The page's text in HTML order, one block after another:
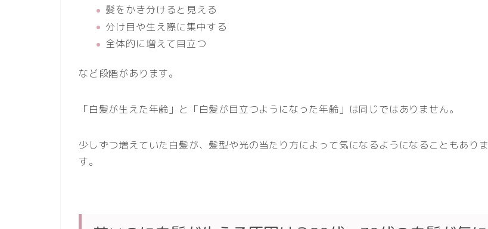
髪をかき分けると見える
分け目や生え際に集中する
全体的に増えて目立つ
など段階があります。
「白髪が生えた年齢」と「白髪が目立つようになった年齢」は同じではありません。
少しずつ増えていた白髪が、髪型や光の当たり方によって気になるようになることもありま
す。